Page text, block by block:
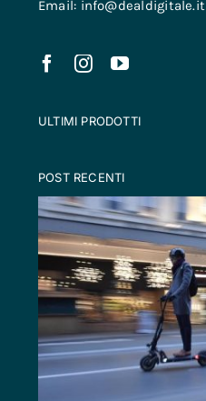
Email: info@dealdigitale.it
ULTIMI PRODOTTI
POST RECENTI